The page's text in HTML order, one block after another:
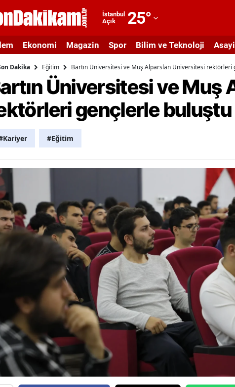
İstanbul
Açık
25°
Adıyaman
Afyonkarahisar
Ağrı
Amasya
Balıkesir
Bilecik
Bingöl
Bitlis
Bolu
Burdur
Çanakkale
Çankırı
Ekonomi Magazin Spor Bilim ve Teknoloji
Dakika Eğitim Bartın Üniversitesi ve Muş Alparslan Üniversitesi rektörleri
Üniversitesi ve Muş
gençlerle buluştu
#Eğitim